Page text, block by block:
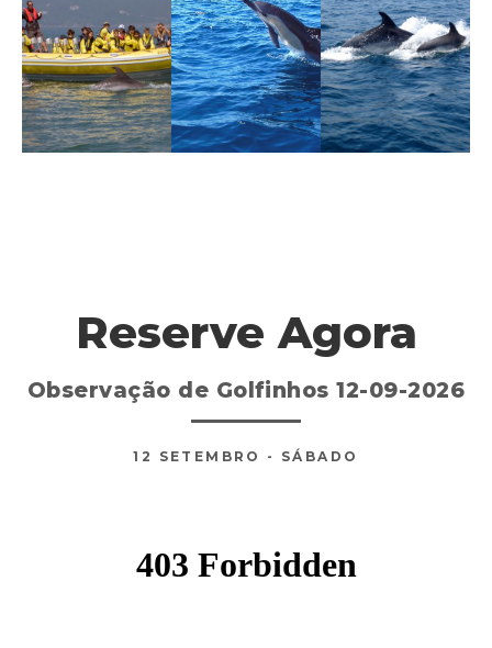
Reserve Agora
Observação de Golfinhos 12-09-2026
12 SETEMBRO - SÁBADO